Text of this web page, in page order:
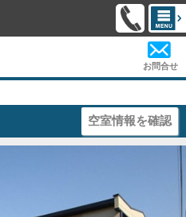
お問合せ
空室情報を確認